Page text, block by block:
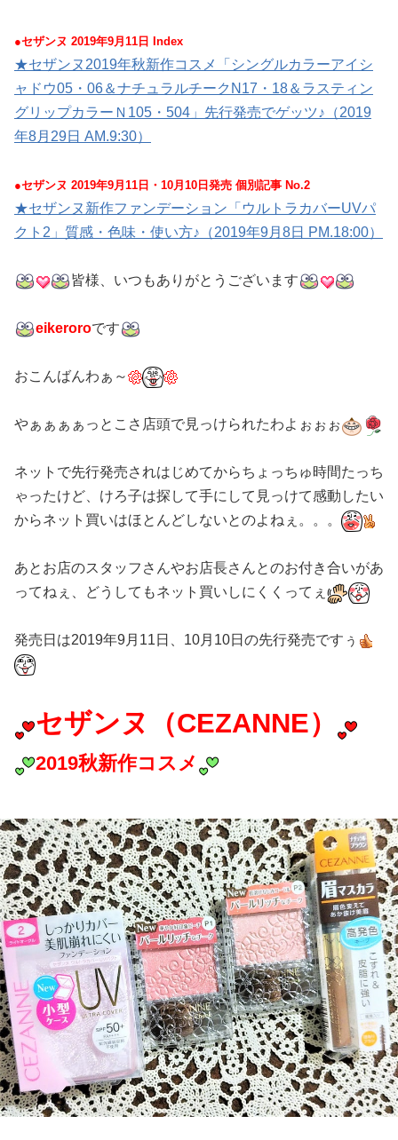
●セザンヌ 2019年9月11日 Index
★セザンヌ2019年秋新作コスメ「シングルカラーアイシ
ャドウ05・06＆ナチュラルチークN17・18＆ラスティン
グリップカラーＮ105・504」先行発売でゲッツ♪（2019
年8月29日 AM.9:30）
●セザンヌ 2019年9月11日・10月10日発売 個別記事 No.2
★セザンヌ新作ファンデーション「ウルトラカバーUVパ
クト2」質感・色味・使い方♪（2019年9月8日 PM.18:00）
皆様、いつもありがとうございます
eikeroroです
おこんばんわぁ～
やぁぁぁぁっとこさ店頭で見っけられたわよぉぉぉ
ネットで先行発売されはじめてからちょっちゅ時間たっち
ゃったけど、けろ子は探して手にして見っけて感動したい
からネット買いはほとんどしないとのよねぇ。。。
あとお店のスタッフさんやお店長さんとのお付き合いがあ
ってねぇ、どうしてもネット買いしにくくってぇ
発売日は2019年9月11日、10月10日の先行発売ですぅ
セザンヌ（CEZANNE）
2019秋新作コスメ